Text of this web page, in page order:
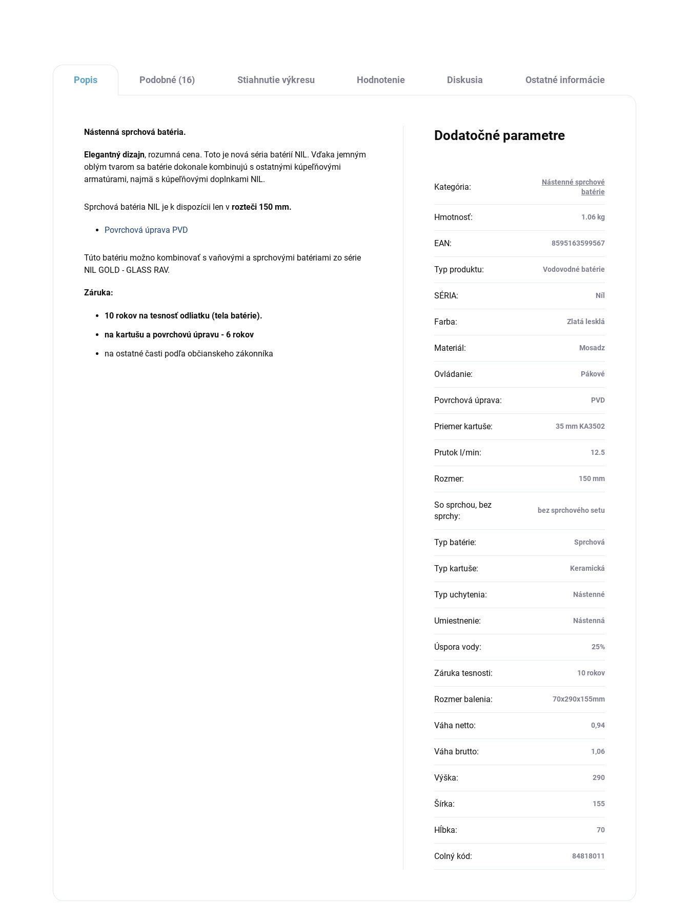
Popis Podobné (16) Stiahnutie výkresu Hodnotenie Diskusia Ostatné informácie
Nástenná sprchová batéria.
Elegantný dizajn, rozumná cena. Toto je nová séria batérií NIL. Vďaka jemným
oblým tvarom sa batérie dokonale kombinujú s ostatnými kúpeľňovými
armatúrami, najmä s kúpeľňovými doplnkami NIL.
Sprchová batéria NIL je k dispozícii len v rozteči 150 mm.
Povrchová úprava PVD
Túto batériu možno kombinovať s vaňovými a sprchovými batériami zo série
NIL GOLD - GLASS RAV.
Záruka:
10 rokov na tesnosť odliatku (tela batérie).
na kartušu a povrchovú úpravu - 6 rokov
na ostatné časti podľa občianskeho zákonníka
Dodatočné parametre
Kategória:
Nástenné sprchové
batérie
Hmotnosť: 1.06 kg
EAN: 8595163599567
Typ produktu: Vodovodné batérie
SÉRIA: Níl
Farba: Zlatá lesklá
Materiál: Mosadz
Ovládanie: Pákové
Povrchová úprava: PVD
Priemer kartuše: 35 mm KA3502
Prutok l/min: 12.5
Rozmer: 150 mm
So sprchou, bez
sprchy:
bez sprchového setu
Typ batérie: Sprchová
Typ kartuše: Keramická
Typ uchytenia: Nástenné
Umiestnenie: Nástenná
Úspora vody: 25%
Záruka tesnosti: 10 rokov
Rozmer balenia: 70x290x155mm
Váha netto: 0,94
Váha brutto: 1,06
Výška: 290
Šírka: 155
Hĺbka: 70
Colný kód: 84818011